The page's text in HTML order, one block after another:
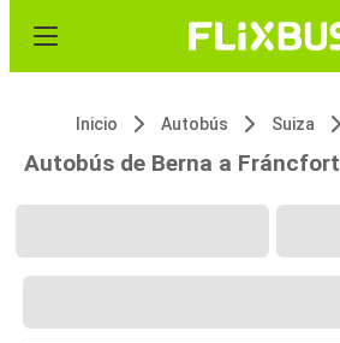
Inicio Autobús Suiza
Autobús de Berna a Fráncfort